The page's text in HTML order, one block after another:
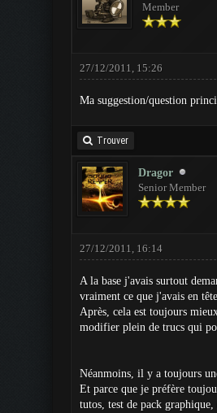
Member
27/12/2011, 15:26
Ma suggestion/question
Trouver
Dragor
Senior Member
27/12/2011, 16:14
A la base j'avais surtout
vraiment ce que j'avais en
Après, cela est toujours
modifier plein de trucs qui
Néanmoins, il y a toujours
Et parce que je préfère
tutos, test de pack